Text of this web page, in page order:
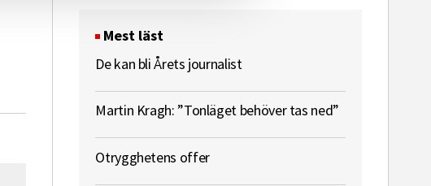
Mest läst
De kan bli Årets journalist
Martin Kragh: ”Tonläget behöver tas ned”
Otrygghetens offer